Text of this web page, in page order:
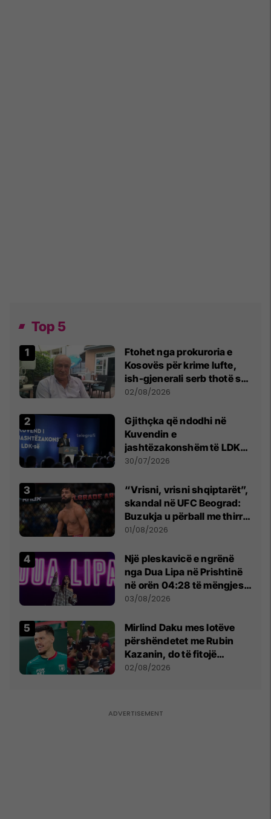
Top 5
Ftohet nga prokuroria e
Kosovës për krime lufte,
ish-gjenerali serb thotë se
dikush e tradhtoi në
02/08/2026
Gjithçka që ndodhi në
Kuvendin e
jashtëzakonshëm të LDK-
së
30/07/2026
“Vrisni, vrisni shqiptarët”,
skandal në UFC Beograd:
Buzukja u përball me thirrje
anti-shqiptare nga
01/08/2026
Një pleskavicë e ngrënë
nga Dua Lipa në Prishtinë
në orën 04:28 të mëngjesit
- dhe bota digjitale serbe
03/08/2026
Mirlind Daku mes lotëve
përshëndetet me Rubin
Kazanin, do të fitojë
miliona te Spartak Moska
02/08/2026